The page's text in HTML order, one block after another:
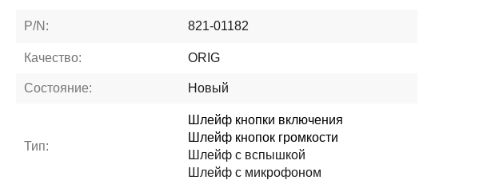
P/N: 821-01182
Качество: ORIG
Состояние: Новый
Тип:
Шлейф кнопки включения
Шлейф кнопок громкости
Шлейф с вспышкой
Шлейф с микрофоном